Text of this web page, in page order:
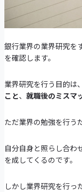
銀行業界の業界研究を
を確認します。
業界研究を行う目的は、
こと、 就職後のミスマ
ただ業界の勉強を行う
自分自身と照らし合わ
を成してくるのです。
しかし業界研究を行っ